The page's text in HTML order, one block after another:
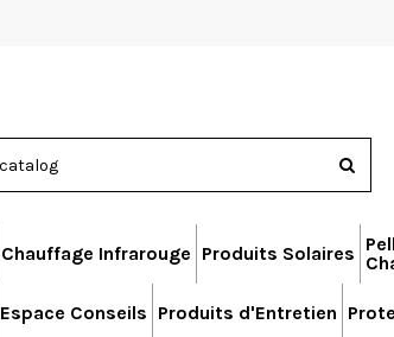
Chauffage Infrarouge Produits Solaires
Espace Conseils Produits d'Entretien